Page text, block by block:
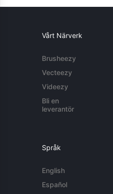
Vårt Närverk
Brusheezy
Vecteezy
Videezy
Bli en
leverantör
Språk
English
Español